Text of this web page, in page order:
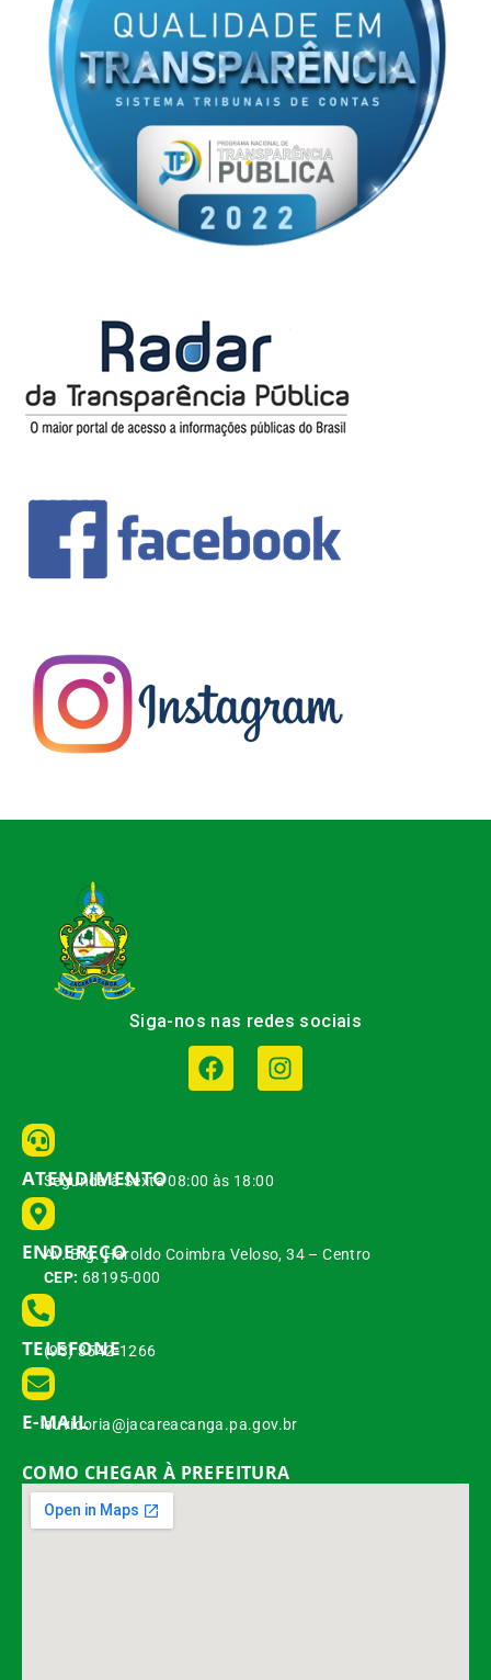
Siga-nos nas redes sociais
ATENDIMENTO
Segunda à Sexta 08:00 às 18:00
ENDEREÇO
Av. Brg. Haroldo Coimbra Veloso, 34 – Centro
CEP: 68195-000
TELEFONE
(93) 3542-1266
E-MAIL
ouvidoria@jacareacanga.pa.gov.br
COMO CHEGAR À PREFEITURA